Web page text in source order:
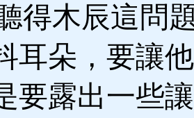
得木辰這問
耳朵，要讓
要露出一些